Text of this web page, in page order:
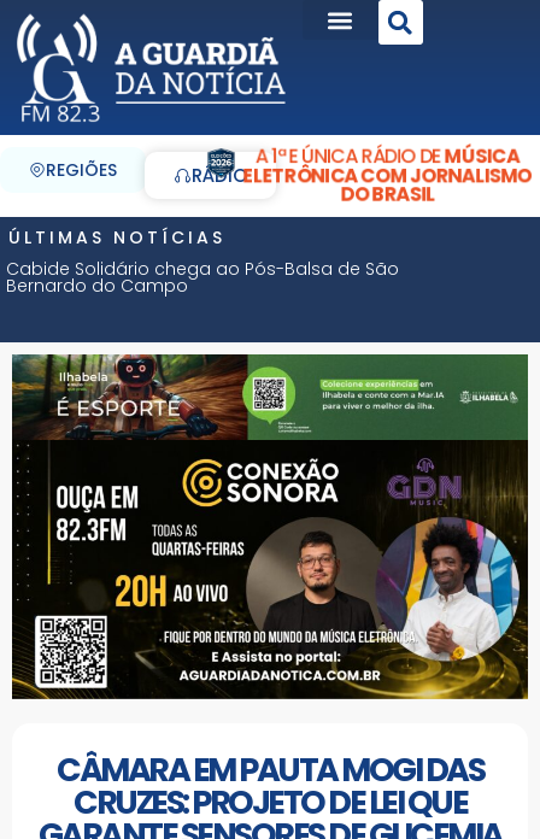
REGIÕES RÁDIO
A 1ª E ÚNICA RÁDIO DEMÚSICA
ELETRÔNICA COM JORNALISMO
DO BRASIL
ÚLTIMAS NOTÍCIAS
Cabide Solidário chega ao Pós-Balsa de São
Bernardo do Campo
CÂMARA EM PAUTA MOGI DAS
CRUZES: PROJETO DE LEI QUE